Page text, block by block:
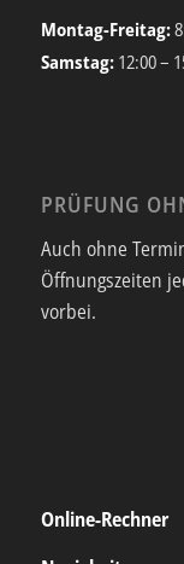
Montag-Freitag:
Samstag: 12:00 –
PRÜFUNG
Auch ohne
Öffnungszeiten
vorbei.
Online-Rechner